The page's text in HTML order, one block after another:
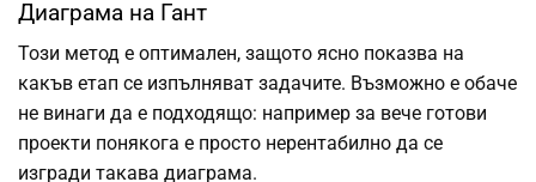
Диаграма на Гант
Този метод е оптимален, защото ясно показва на
какъв етап се изпълняват задачите. Възможно е обаче
не винаги да е подходящо: например за вече готови
проекти понякога е просто нерентабилно да се
изгради такава диаграма.